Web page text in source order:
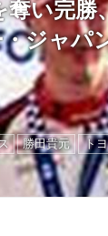
い完勝
ジャパ
勝田貴元
ト